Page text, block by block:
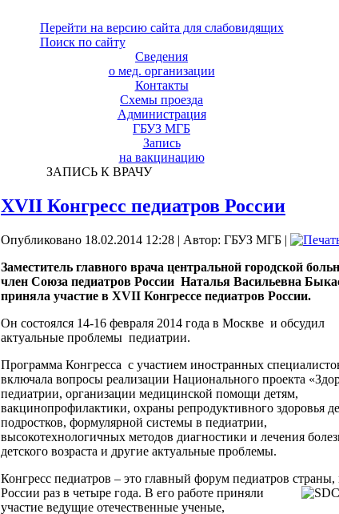
Перейти на версию сайта для слабовидящих
Поиск по сайту
Сведения
о мед. организации
Контакты
Схемы проезда
Администрация
ГБУЗ МГБ
Запись
на вакцинацию
ЗАПИСЬ К ВРАЧУ
XVII Конгресс педиатров России
Опубликовано 18.02.2014 12:28 | Автор: ГБУЗ МГБ |
Заместитель главного врача центральной городской
член Союза педиатров России Наталья Васильевна
приняла участие в XVII Конгрессе педиатров России.
Он состоялся 14-16 февраля 2014 года в Москве и обсудил
актуальные проблемы педиатрии.
Программа Конгресса с участием иностранных
включала вопросы реализации Национального проекта
педиатрии, организации медицинской помощи детям,
вакцинопрофилактики, охраны репродуктивного здоровья
подростков, формулярной системы в педиатрии,
высокотехнологичных методов диагностики и лечения
детского возраста и другие актуальные проблемы.
Конгресс педиатров – это главный форум педиатров страны,
России раз в четыре года. В его работе приняли
участие ведущие отечественные ученые,